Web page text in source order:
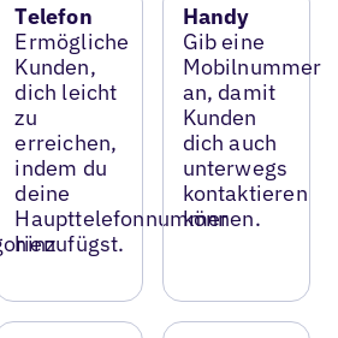
Telefon
Ermögliche
Kunden,
dich leicht
zu
erreichen,
indem du
deine
Haupttelefonnummer
hinzufügst.
Handy
Gib eine
Mobilnummer
an, damit
Kunden
dich auch
unterwegs
kontaktieren
können.